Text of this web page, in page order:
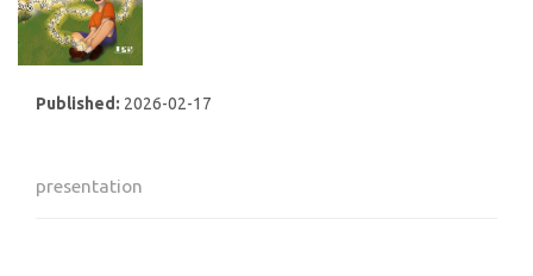
Published: 2026-02-17
presentation